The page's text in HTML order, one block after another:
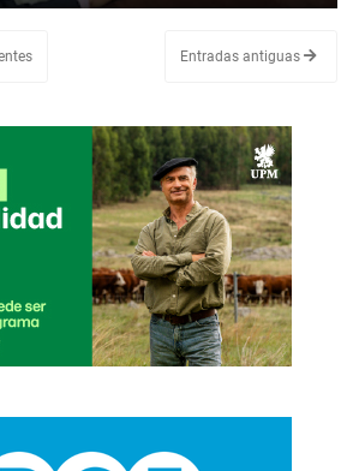
Entradas antiguas